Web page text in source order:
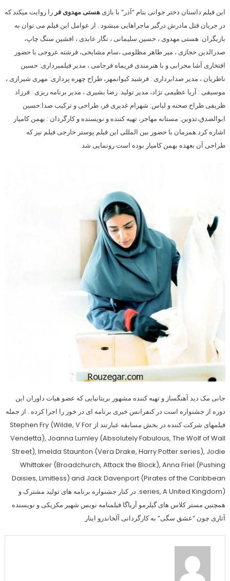
این فیلم داستان دختر جوانی بنام “آذر” با بازیهستی مهدوی فر را روایت میکند که
در جریان قتل مادرش درگیر ماجراهایی میشود . از عوامل این فیلم می توان به
بازیگران: هستی مهدوی ، حسین سلیمانی ، نگار عابدی ، افشین سنگ چاپ،
صدرالدین حجازی ، میر طاهر مظلومی ،سام مشایخی، فرشته عروجی با حضور
افتخاری آشا محرابی و با هنرمندی فریماه فرجامی ، مدیر فیلمبرداری: حسین
ناظریان ، مدیر صدابرداری : فرشید کیوانمهر، طراح چهره پردازی: مهری شیرازی ،
موسیقی : آریا عظیمی نژاد، مدیر تولید: رضا بشیری ، مدیر برنامه ریزی : فرزاد
ظریفی طراح صحنه و لباس: شهرام غدیری فر، طراحی و ترکیب صدا:حسین
ابوالصدق،تدوین: مستانه مهاجر، تهیه کننده و نویسنده و کارگردان : بهمن کامیار
اشاره کرد.همزمان با حضور بین المللی این فیلم پوستر خارجی فیلم نیز که
طراحی آن بعهده بهمن کامیار بوده است رونمایی شد.
جانی مک دید آهنگساز و تهیه کننده مشهور بریتانیایی که عضو هیات داوران این
دوره از جشنواره است در کنفرانس خبری برنامه ای در خور را اجرا کرده . از جمله
فیلمهای شرکت کننده در بخش مسابقه عبارتند از Stephen Fry (Wilde, V For
Vendetta), Joanna Lumley (Absolutely Fabulous, The Wolf of Wall
Street), Imelda Staunton (Vera Drake, Harry Potter series), Jodie
Whittaker (Broadchurch, Attack the Block), Anna Friel (Pushing
Daisies, Limitless) and Jack Davenport (Pirates of the Caribbean
series, A United Kingdom). در کنار جشنواره برنامه های تولید مشترک و
همچنین مستر کلاس های گیلرمو آریاگا فیلمنامه نویس شهیر مکزیکی و نویسنده
آثاری چون “عشق سگی” به کارگردانی آلخاندرو اینار